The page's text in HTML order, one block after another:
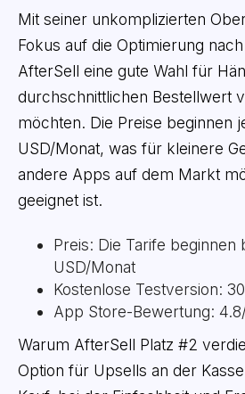
Mit seiner unkomplizierten
Fokus auf die Optimierung
AfterSell eine gute Wahl für
durchschnittlichen Bestellwert
möchten. Die Preise beginnen
USD/Monat, was für kleinere
andere Apps auf dem Markt
geeignet ist.
Preis: Die Tarife beginnen
USD/Monat
Kostenlose Testversion:
App Store-Bewertung:
Warum AfterSell Platz #2
Option für Upsells an der